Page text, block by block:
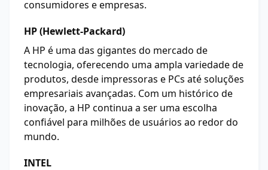
consumidores e empresas.
HP (Hewlett-Packard)
A HP é uma das gigantes do mercado de
tecnologia, oferecendo uma ampla variedade de
produtos, desde impressoras e PCs até soluções
empresariais avançadas. Com um histórico de
inovação, a HP continua a ser uma escolha
confiável para milhões de usuários ao redor do
mundo.
INTEL